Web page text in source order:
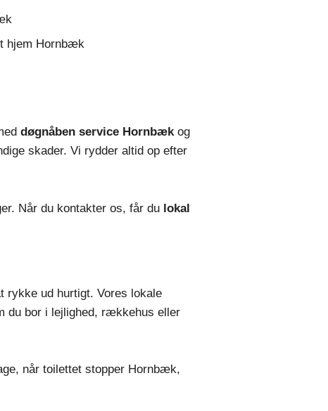
hjem Hornbæk
døgnåben service Hornbækog
skader. Vi rydder altid op efter
Når du kontakter os, får du lokal
rykke ud hurtigt. Vores lokale
du bor i lejlighed, rækkehus eller
når toilettet stopper Hornbæk,